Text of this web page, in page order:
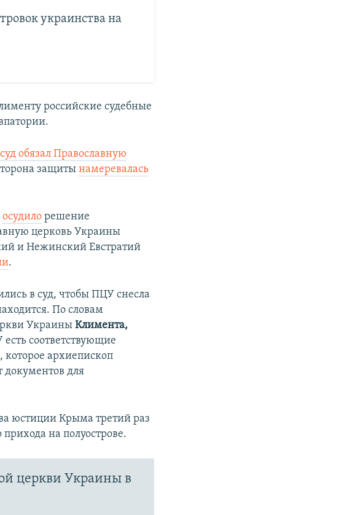
украинства на
российские судебные
суд обязал Православную
защитынамеревалась
осудило решение
церковь Украины
и Нежинский Евстратий
.
в суд, чтобы ПЦУ снесла
По словам
УкраиныКлимента,
соответствующие
архиепископ
документов для
юстиции Крыма третий раз
на полуострове.
церкви Украины в